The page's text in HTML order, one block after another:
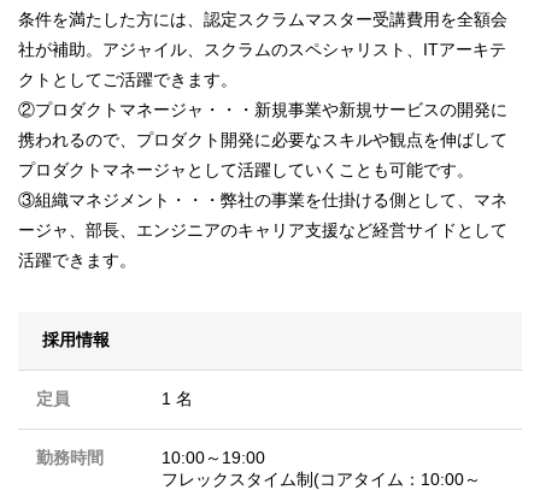
条件を満たした方には、認定スクラムマスター受講費用を全額会
社が補助。アジャイル、スクラムのスペシャリスト、ITアーキテ
クトとしてご活躍できます。
②プロダクトマネージャ・・・新規事業や新規サービスの開発に
携われるので、プロダクト開発に必要なスキルや観点を伸ばして
プロダクトマネージャとして活躍していくことも可能です。
③組織マネジメント・・・弊社の事業を仕掛ける側として、マネ
ージャ、部長、エンジニアのキャリア支援など経営サイドとして
活躍できます。
採用情報
定員 1 名
勤務時間
10:00～19:00
フレックスタイム制(コアタイム：10:00～